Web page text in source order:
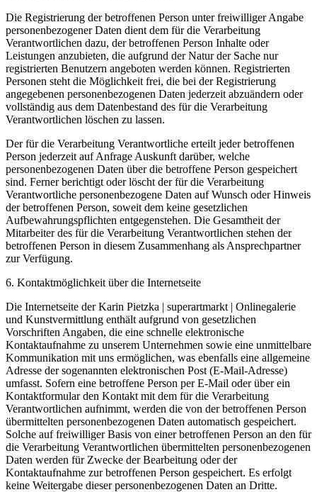
Die Registrierung der betroffenen Person unter freiwilliger Angabe
personenbezogener Daten dient dem für die Verarbeitung
Verantwortlichen dazu, der betroffenen Person Inhalte oder
Leistungen anzubieten, die aufgrund der Natur der Sache nur
registrierten Benutzern angeboten werden können. Registrierten
Personen steht die Möglichkeit frei, die bei der Registrierung
angegebenen personenbezogenen Daten jederzeit abzuändern oder
vollständig aus dem Datenbestand des für die Verarbeitung
Verantwortlichen löschen zu lassen.
Der für die Verarbeitung Verantwortliche erteilt jeder betroffenen
Person jederzeit auf Anfrage Auskunft darüber, welche
personenbezogenen Daten über die betroffene Person gespeichert
sind. Ferner berichtigt oder löscht der für die Verarbeitung
Verantwortliche personenbezogene Daten auf Wunsch oder Hinweis
der betroffenen Person, soweit dem keine gesetzlichen
Aufbewahrungspflichten entgegenstehen. Die Gesamtheit der
Mitarbeiter des für die Verarbeitung Verantwortlichen stehen der
betroffenen Person in diesem Zusammenhang als Ansprechpartner
zur Verfügung.
6. Kontaktmöglichkeit über die Internetseite
Die Internetseite der Karin Pietzka | superartmarkt | Onlinegalerie
und Kunstvermittlung enthält aufgrund von gesetzlichen
Vorschriften Angaben, die eine schnelle elektronische
Kontaktaufnahme zu unserem Unternehmen sowie eine unmittelbare
Kommunikation mit uns ermöglichen, was ebenfalls eine allgemeine
Adresse der sogenannten elektronischen Post (E-Mail-Adresse)
umfasst. Sofern eine betroffene Person per E-Mail oder über ein
Kontaktformular den Kontakt mit dem für die Verarbeitung
Verantwortlichen aufnimmt, werden die von der betroffenen Person
übermittelten personenbezogenen Daten automatisch gespeichert.
Solche auf freiwilliger Basis von einer betroffenen Person an den für
die Verarbeitung Verantwortlichen übermittelten personenbezogenen
Daten werden für Zwecke der Bearbeitung oder der
Kontaktaufnahme zur betroffenen Person gespeichert. Es erfolgt
keine Weitergabe dieser personenbezogenen Daten an Dritte.